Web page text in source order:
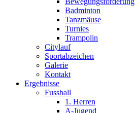
Badminton
Tanzmäuse
Turnies
Trampolin
Citylauf
Sportabzeichen
Galerie
Kontakt
Ergebnisse
Fussball
1. Herren
A-Jugend